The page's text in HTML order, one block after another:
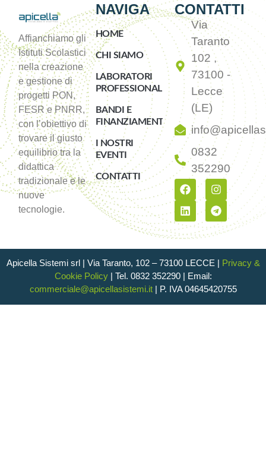
Affianchiamo gli
Istituti Scolastici
nella creazione
e gestione di
progetti PON,
FESR e PNRR,
con l’obiettivo di
trovare il giusto
equilibrio tra la
didattica
tradizionale e le
nuove
tecnologie.
NAVIGA
HOME
CHI SIAMO
LABORATORI
PROFESSIONALIZZANTI
BANDI E
FINANZIAMENTI
I NOSTRI
EVENTI
CONTATTI
CONTATTI
Via
Taranto
102 ,
73100 -
Lecce
(LE)
0832
352290
Apicella Sistemi srl | Via Taranto, 102 – 73100 LECCE |
Privacy &
Cookie Policy| Tel. 0832 352290 | Email:
commerciale@apicellasistemi.it| P. IVA 04645420755